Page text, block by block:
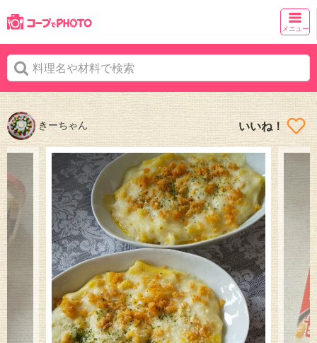
メニュー
きーちゃん いいね！